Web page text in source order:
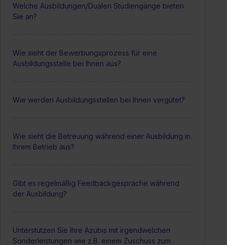
Welche Ausbildungen/Dualen Studiengänge bieten
Sie an?
Wie sieht der Bewerbungsprozess für eine
Ausbildungsstelle bei Ihnen aus?
Wie werden Ausbildungsstellen bei Ihnen vergütet?
Wie sieht die Betreuung während einer Ausbildung in
Ihrem Betrieb aus?
Gibt es regelmäßig Feedbackgespräche während
der Ausbildung?
Unterstützen Sie Ihre Azubis mit irgendwelchen
Sonderleistungen wie z.B. einem Zuschuss zum